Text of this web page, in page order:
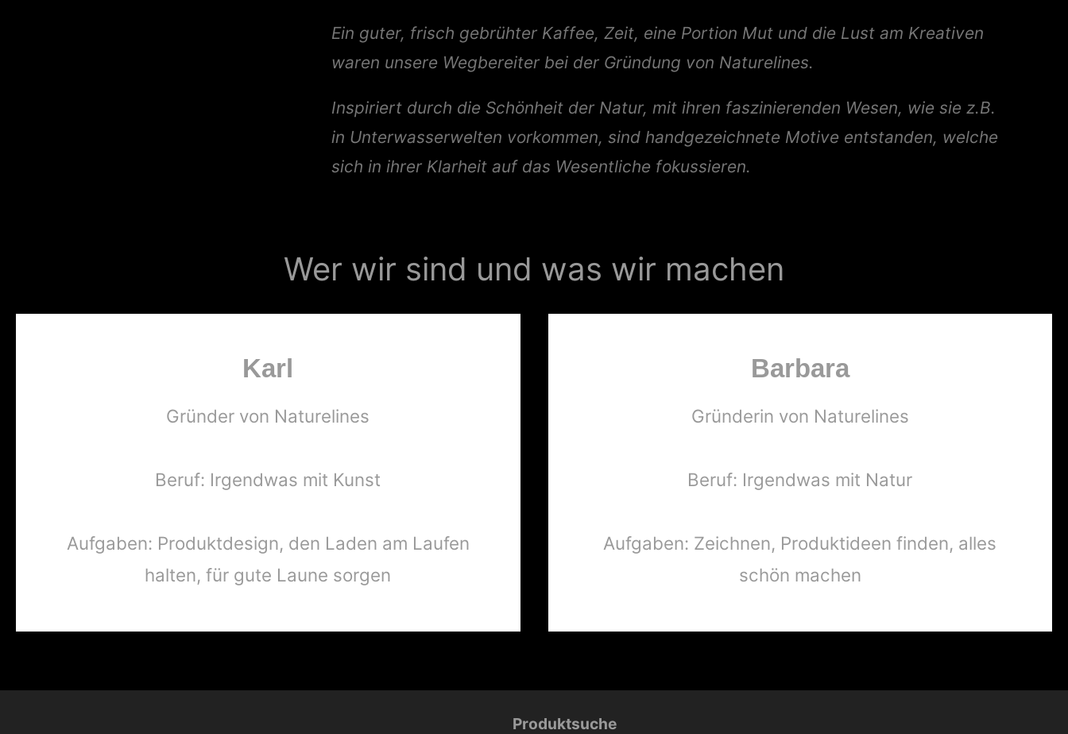
Ein guter, frisch gebrühter Kaffee, Zeit, eine Portion Mut und die Lust am Kreativen
waren unsere Wegbereiter bei der Gründung von Naturelines.
Inspiriert durch die Schönheit der Natur, mit ihren faszinierenden Wesen, wie sie z.B.
in Unterwasserwelten vorkommen, sind handgezeichnete Motive entstanden, welche
sich in ihrer Klarheit auf das Wesentliche fokussieren.
Wer wir sind und was wir machen
Karl
Gründer von Naturelines
Beruf: Irgendwas mit Kunst
Aufgaben: Produktdesign, den Laden am Laufen
halten, für gute Laune sorgen
Barbara
Gründerin von Naturelines
Beruf: Irgendwas mit Natur
Aufgaben: Zeichnen, Produktideen finden, alles
schön machen
Produktsuche